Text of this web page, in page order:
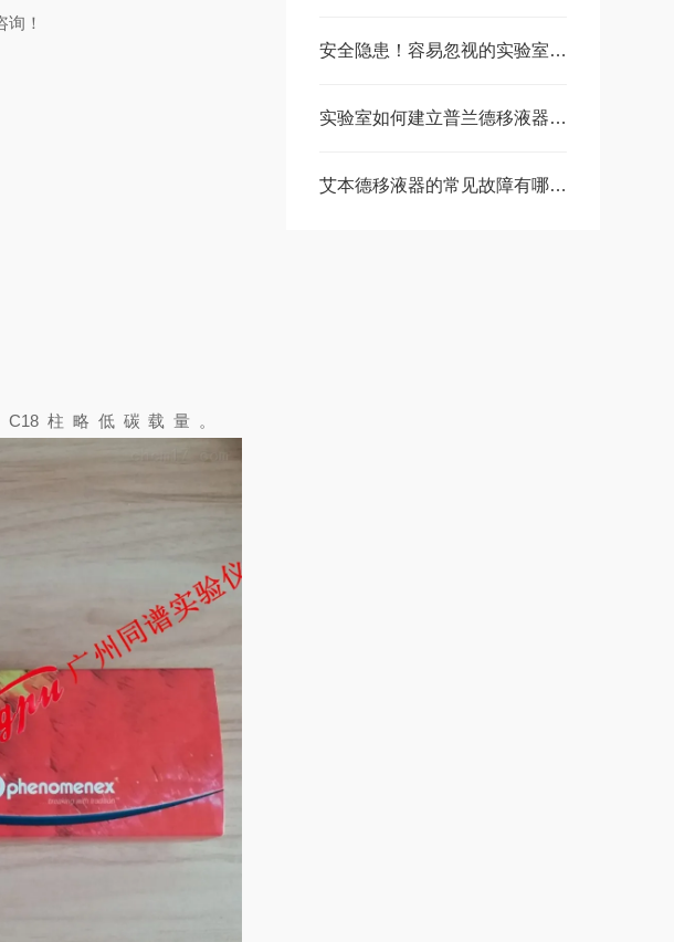
安全隐患！容易忽视的实验室常见坏习惯
实验室如何建立普兰德移液器内部校准流程？
艾本德移液器的常见故障有哪些，如何排除？
！
柱略低碳载量。